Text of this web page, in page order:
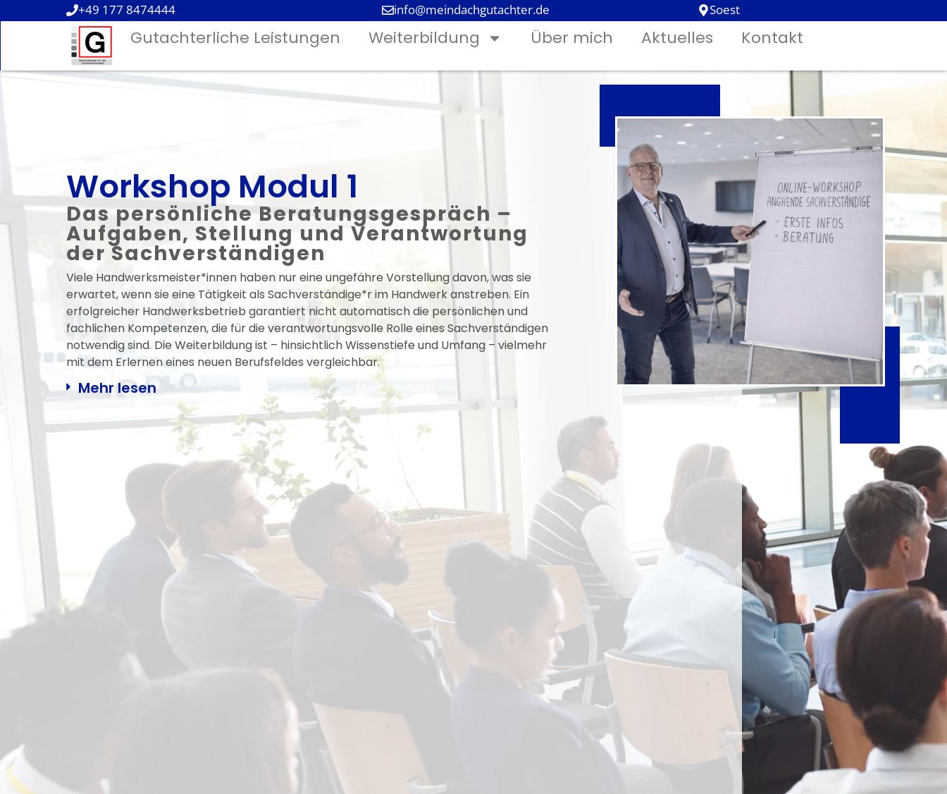
+49 177 8474444 info@meindachgutachter.de Soest
Gutachterliche Leistungen Weiterbildung Über mich Aktuelles Kontakt
Workshop Modul 1
Das persönliche Beratungsgespräch –
Aufgaben, Stellung und Verantwortung
der Sachverständigen
Viele Handwerksmeister*innen haben nur eine ungefähre Vorstellung davon, was sie
erwartet, wenn sie eine Tätigkeit als Sachverständige*r im Handwerk anstreben. Ein
erfolgreicher Handwerksbetrieb garantiert nicht automatisch die persönlichen und
fachlichen Kompetenzen, die für die verantwortungsvolle Rolle eines Sachverständigen
notwendig sind. Die Weiterbildung ist – hinsichtlich Wissenstiefe und Umfang – vielmehr
mit dem Erlernen eines neuen Berufsfeldes vergleichbar.
Mehr lesen